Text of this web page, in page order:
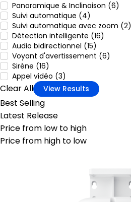
Panoramique & Inclinaison (6)
Suivi automatique (4)
Suivi automatique avec zoom (2)
Détection intelligente (16)
Audio bidirectionnel (15)
Voyant d'avertissement (6)
Sirène (16)
Appel vidéo (3)
Clear All View Results
Best Selling
Latest Release
Price from low to high
Price from high to low